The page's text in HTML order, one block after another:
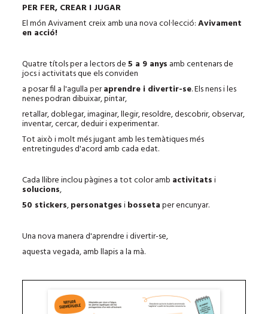
PER FER, CREAR I JUGAR
El món Avivament creix amb una nova col·lecció:Avivament
en acció!
Quatre títols per a lectors de5 a 9 anys amb centenars de
jocs i activitats que els conviden
a posar fil a l'agulla peraprendre i divertir-se. Els nens i les
nenes podran dibuixar, pintar,
retallar, doblegar, imaginar, llegir, resoldre, descobrir, observar,
inventar, cercar, deduir i experimentar.
Tot això i molt més jugant amb les temàtiques més
entretingudes d'acord amb cada edat.
Cada llibre inclou pàgines a tot color amb activitatsi
solucions,
50 stickers,personatgesibossetaper encunyar.
Una nova manera d'aprendre i divertir-se,
aquesta vegada, amb llapis a la mà.